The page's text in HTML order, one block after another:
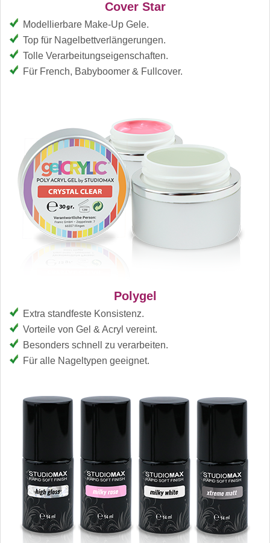
Cover Star
Modellierbare Make-Up Gele.
Top für Nagelbettverlängerungen.
Tolle Verarbeitungseigenschaften.
Für French, Babyboomer & Fullcover.
Polygel
Extra standfeste Konsistenz.
Vorteile von Gel & Acryl vereint.
Besonders schnell zu verarbeiten.
Für alle Nageltypen geeignet.